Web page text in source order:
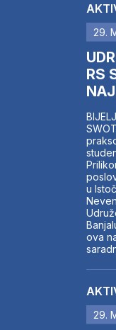
29.
RS
u
ova
29.